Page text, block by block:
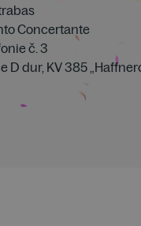
Concertante
č. 3
D dur, KV 385